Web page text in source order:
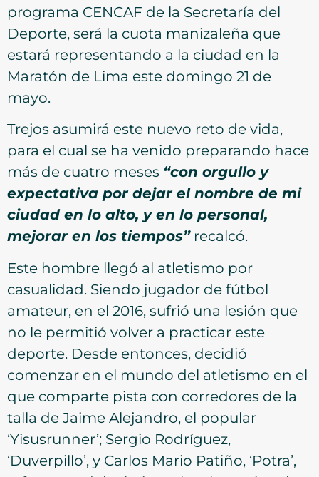
programa CENCAF de la Secretaría del
Deporte, será la cuota manizaleña que
estará representando a la ciudad en la
Maratón de Lima este domingo 21 de
mayo.
Trejos asumirá este nuevo reto de vida,
para el cual se ha venido preparando hace
más de cuatro meses “con orgullo y
expectativa por dejar el nombre de mi
ciudad en lo alto, y en lo personal,
mejorar en los tiempos”recalcó.
Este hombre llegó al atletismo por
casualidad. Siendo jugador de fútbol
amateur, en el 2016, sufrió una lesión que
no le permitió volver a practicar este
deporte. Desde entonces, decidió
comenzar en el mundo del atletismo en el
que comparte pista con corredores de la
talla de Jaime Alejandro, el popular
‘Yisusrunner’; Sergio Rodríguez,
‘Duverpillo’, y Carlos Mario Patiño, ‘Potra’,